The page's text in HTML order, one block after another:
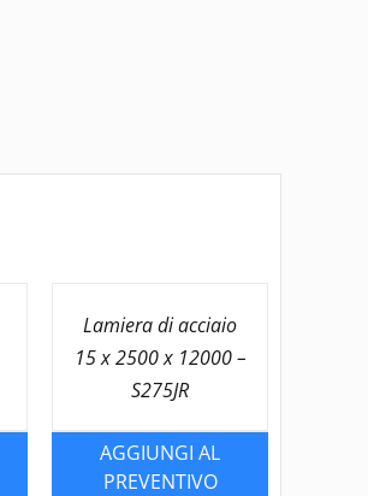
Lamiera di acciaio
15 x 2500 x 12000 –
S275JR
AGGIUNGI AL
PREVENTIVO